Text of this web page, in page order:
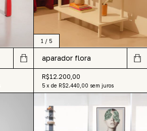
1 / 5
aparador flora
R$12.200,00
5 x de R$2.440,00 sem juros